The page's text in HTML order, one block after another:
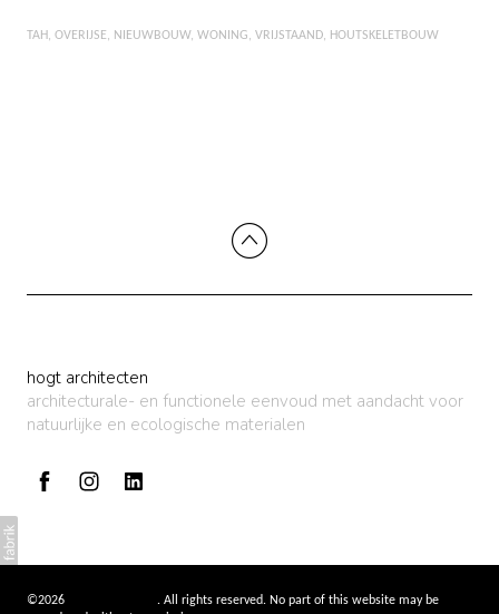
TAH OVERIJSE NIEUWBOUW WONING VRIJSTAAND HOUTSKELETBOUW
hogt architecten
architecturale- en functionele eenvoud met aandacht voor
natuurlijke en ecologische materialen
©2026
. All rights reserved. No part of this website may be